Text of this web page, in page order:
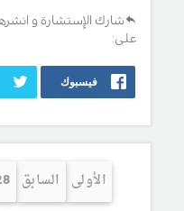
شارك الإستشارة و
على:
فيسبوك
الأولى السابق